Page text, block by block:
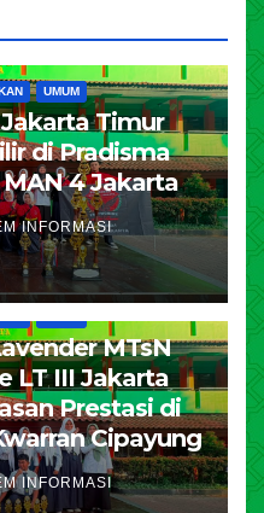
UMUM
Timur
di Pradisma
4 Jakarta
INFORMASI
MTsN
LT III Jakarta
Prestasi di
Cipayung
INFORMASI